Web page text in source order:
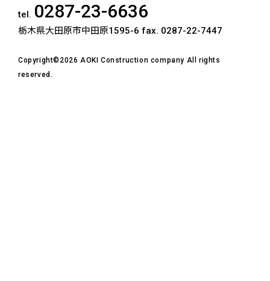
tel. 0287-23-6636
栃木県大田原市中田原1595-6 fax. 0287-22-7447
Copyright©2026 AOKI Construction company All rights
reserved.